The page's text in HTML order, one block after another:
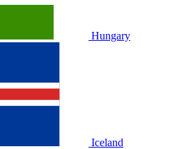
Hungary
Iceland